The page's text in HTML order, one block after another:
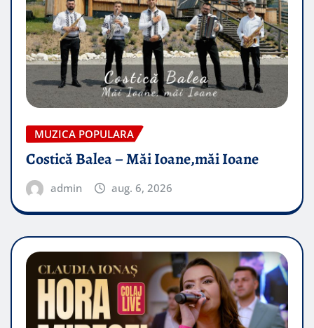
MUZICA POPULARA
Costică Balea – Măi Ioane,măi Ioane
admin aug. 6, 2026